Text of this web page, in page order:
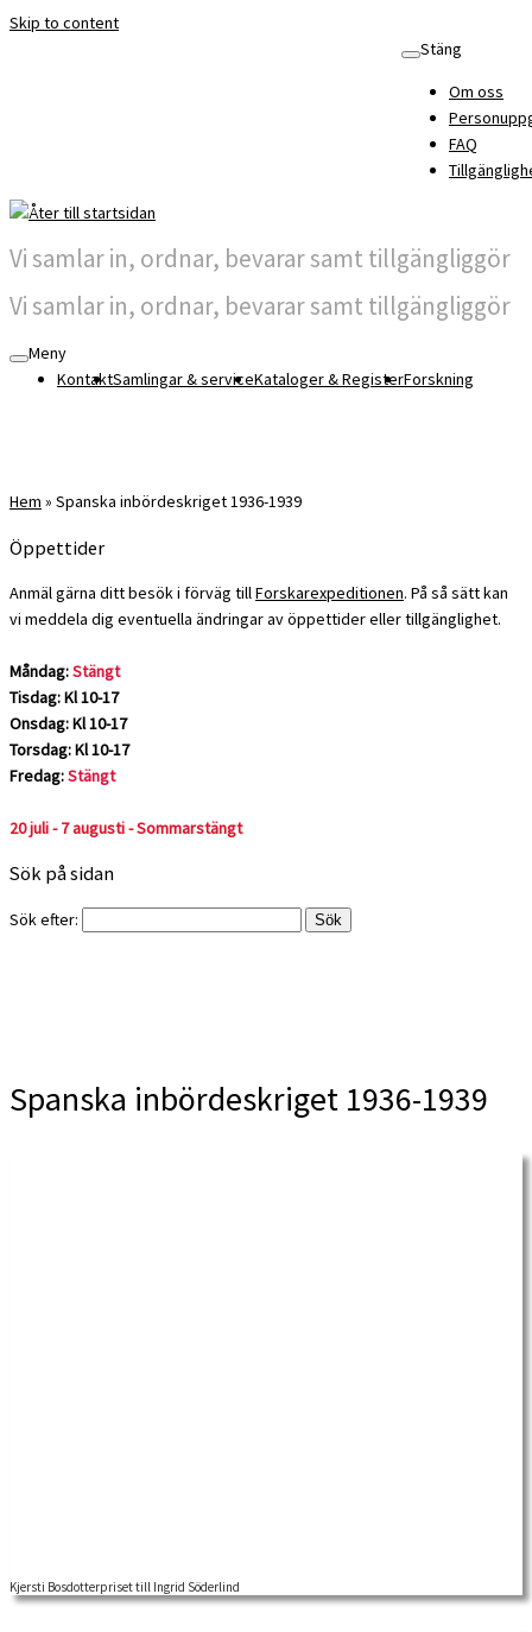
Skip to content
Stäng
Om oss
FAQ
Vi samlar in, ordnar, bevarar samt tillgängliggör
Vi samlar in, ordnar, bevarar samt tillgängliggör
Meny
KontaktSamlingar & serviceKataloger & RegisterForskning
Hem » Spanska inbördeskriget 1936-1939
Öppettider
Anmäl gärna ditt besök i förväg tillForskarexpeditionen. På så sätt kan
vi meddela dig eventuella ändringar av öppettider eller tillgänglighet.
Måndag:Stängt
Tisdag: Kl 10-17
Onsdag: Kl 10-17
Torsdag: Kl 10-17
Fredag:Stängt
20 juli - 7 augusti - Sommarstängt
Sök på sidan
Sök efter:
Spanska inbördeskriget 1936-1939
Kjersti Bosdotter-priset för bästa artikel i Arbetarhistoria år 2024 tilldelas Ingrid
Kjersti Bosdotterpriset till Ingrid Söderlind